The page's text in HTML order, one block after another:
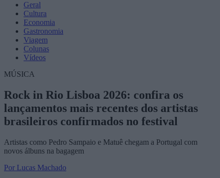
Geral
Cultura
Economia
Gastronomia
Viagem
Colunas
Vídeos
MÚSICA
Rock in Rio Lisboa 2026: confira os
lançamentos mais recentes dos artistas
brasileiros confirmados no festival
Artistas como Pedro Sampaio e Matuê chegam a Portugal com
novos álbuns na bagagem
Por Lucas Machado